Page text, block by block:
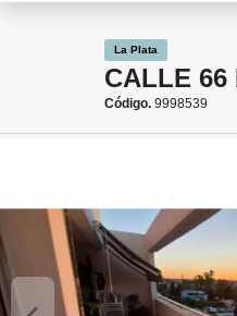
La Plata
CALLE 66
Código. 9998539